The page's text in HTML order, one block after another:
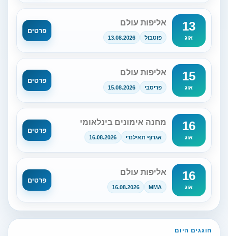
13
אוג
אליפות עולם
פוטבול 13.08.2026
פרטים
15
אוג
אליפות עולם
פריסבי 15.08.2026
פרטים
16
אוג
מחנה אימונים בינלאומי
אגרוף תאילנדי 16.08.2026
פרטים
16
אוג
אליפות עולם
MMA
16.08.2026
פרטים
חוגגים היום